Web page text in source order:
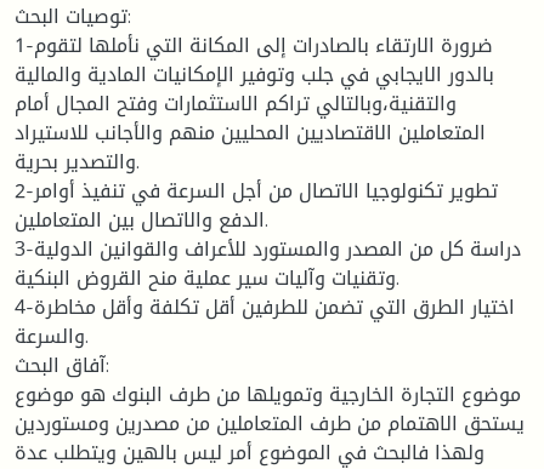
توصيات البحث:
1-ضرورة الارتقاء بالصادرات إلى المكانة التي نأملها لتقوم
بالدور الايجابي في جلب وتوفير الإمكانيات المادية والمالية
والتقنية،وبالتالي تراكم الاستثمارات وفتح المجال أمام
المتعاملين الاقتصاديين المحليين منهم والأجانب للاستيراد
والتصدير بحرية.
2-تطوير تكنولوجيا الاتصال من أجل السرعة في تنفيذ أوامر
الدفع والاتصال بين المتعاملين.
3-دراسة كل من المصدر والمستورد للأعراف والقوانين الدولية
وتقنيات وآليات سير عملية منح القروض البنكية.
4-اختيار الطرق التي تضمن للطرفين أقل تكلفة وأقل مخاطرة
والسرعة.
آفاق البحث:
موضوع التجارة الخارجية وتمويلها من طرف البنوك هو موضوع
يستحق الاهتمام من طرف المتعاملين من مصدرين ومستوردين
ولهذا فالبحث في الموضوع أمر ليس بالهين ويتطلب عدة